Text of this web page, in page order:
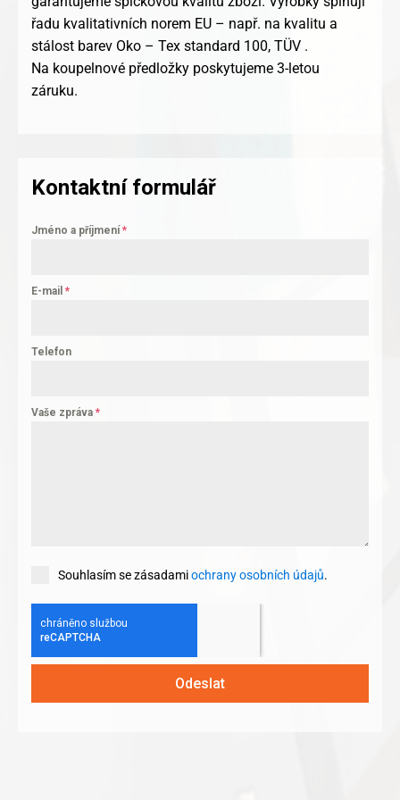
řadu kvalitativních norem EU – např. na kvalitu a
stálost barev Oko – Tex standard 100, TÜV .
Na koupelnové předložky poskytujeme 3-letou
záruku.
Kontaktní formulář
Jméno a příjmení *
E-mail *
Telefon
Vaše zpráva *
Souhlasím se zásadamiochrany osobních údajů.
Odeslat